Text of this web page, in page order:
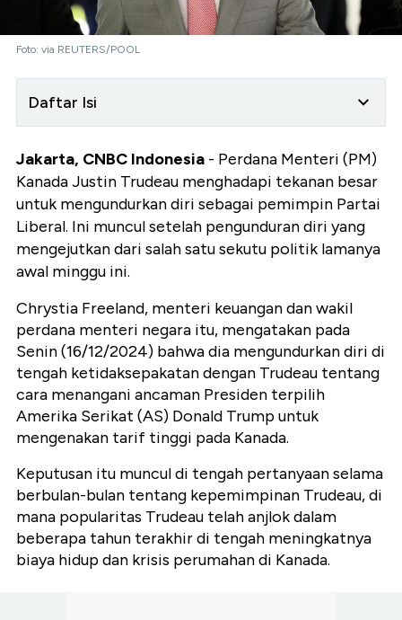
Foto: via REUTERS/POOL
Daftar Isi
Jakarta, CNBC Indonesia - Perdana Menteri (PM)
Kanada Justin Trudeau menghadapi tekanan besar
untuk mengundurkan diri sebagai pemimpin Partai
Liberal. Ini muncul setelah pengunduran diri yang
mengejutkan dari salah satu sekutu politik lamanya
awal minggu ini.
Chrystia Freeland, menteri keuangan dan wakil
perdana menteri negara itu, mengatakan pada
Senin (16/12/2024) bahwa dia mengundurkan diri di
tengah ketidaksepakatan dengan Trudeau tentang
cara menangani ancaman Presiden terpilih
Amerika Serikat (AS) Donald Trump untuk
mengenakan tarif tinggi pada Kanada.
Keputusan itu muncul di tengah pertanyaan selama
berbulan-bulan tentang kepemimpinan Trudeau, di
mana popularitas Trudeau telah anjlok dalam
beberapa tahun terakhir di tengah meningkatnya
biaya hidup dan krisis perumahan di Kanada.